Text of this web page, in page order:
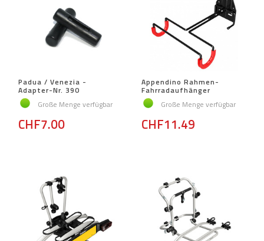
Padua / Venezia -
Adapter-Nr. 390
Große Menge verfügbar
CHF7.00
Appendino Rahmen-
Fahrradaufhänger
Große Menge verfügbar
CHF11.49